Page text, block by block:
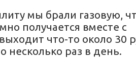
мы брали газовую,
получается вместе с
что-то около 30
несколько раз в день.